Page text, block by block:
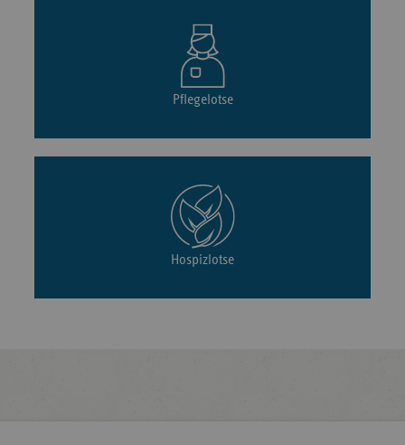
Pflegelotse
Hospizlotse